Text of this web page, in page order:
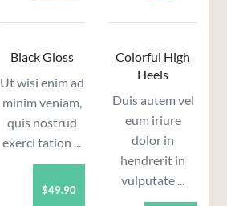
Black Gloss
Ut wisi enim ad
minim veniam,
quis nostrud
exerci tation ...
$49.90
Colorful High
Heels
Duis autem vel
eum iriure
dolor in
hendrerit in
vulputate ...